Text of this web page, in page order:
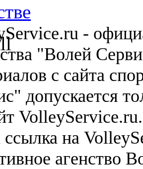
-
"Волей
с сайта
допускается
ссылка на
агенство